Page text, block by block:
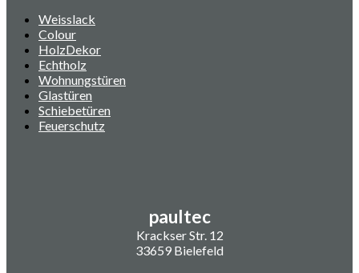
Weisslack
Colour
HolzDekor
Echtholz
Wohnungstüren
Glastüren
Schiebetüren
Feuerschutz
paultec
Krackser Str. 12
33659 Bielefeld